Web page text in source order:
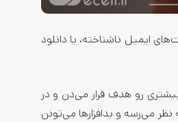
ایمیل ناشناخته، یا دانلود
رو هدف قرار می‌دن و در
می‌رسه و بدافزارها می‌تونن